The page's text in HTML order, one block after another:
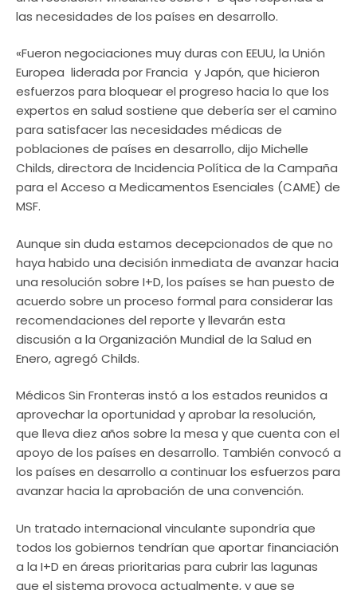
las necesidades de los países en desarrollo.
«Fueron negociaciones muy duras con EEUU, la Unión
Europea  liderada por Francia  y Japón, que hicieron
esfuerzos para bloquear el progreso hacia lo que los
expertos en salud sostiene que debería ser el camino
para satisfacer las necesidades médicas de
poblaciones de países en desarrollo, dijo Michelle
Childs, directora de Incidencia Política de la Campaña
para el Acceso a Medicamentos Esenciales (CAME) de
MSF.
Aunque sin duda estamos decepcionados de que no
haya habido una decisión inmediata de avanzar hacia
una resolución sobre I+D, los países se han puesto de
acuerdo sobre un proceso formal para considerar las
recomendaciones del reporte y llevarán esta
discusión a la Organización Mundial de la Salud en
Enero, agregó Childs.
Médicos Sin Fronteras instó a los estados reunidos a
aprovechar la oportunidad y aprobar la resolución,
que lleva diez años sobre la mesa y que cuenta con el
apoyo de los países en desarrollo. También convocó a
los países en desarrollo a continuar los esfuerzos para
avanzar hacia la aprobación de una convención.
Un tratado internacional vinculante supondría que
todos los gobiernos tendrían que aportar financiación
a la I+D en áreas prioritarias para cubrir las lagunas
que el sistema provoca actualmente, y que se